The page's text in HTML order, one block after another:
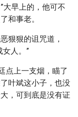
大早上的，他可不
和事老。
狠狠的诅咒道，
女人。”
点上一支烟，瞄了
叶斌这小子，也没
，可到底是没有证